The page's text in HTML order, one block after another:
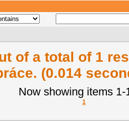
of a total of 1
(0.014
Now showing items 1-
1